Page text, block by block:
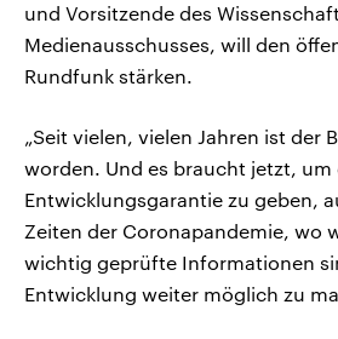
und Vorsitzende des
Medienausschusses, will den
Rundfunk stärken.
„Seit vielen, vielen Jahren ist der
worden. Und es braucht jetzt, um
Entwicklungsgarantie zu geben,
Zeiten der Coronapandemie, wo
wichtig geprüfte Informationen
Entwicklung weiter möglich zu